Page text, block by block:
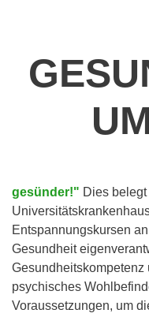
gesünder!" Dies
Entspannungskursen
Gesundheit
psychisches
Voraussetzungen, um